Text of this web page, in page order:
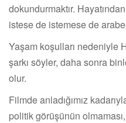
dokundurmaktır.
istese de istemese de
Yaşam koşulları nedeniyle
şarkı söyler, daha sonra
olur.
Filmde anladığımız
politik görüşünün